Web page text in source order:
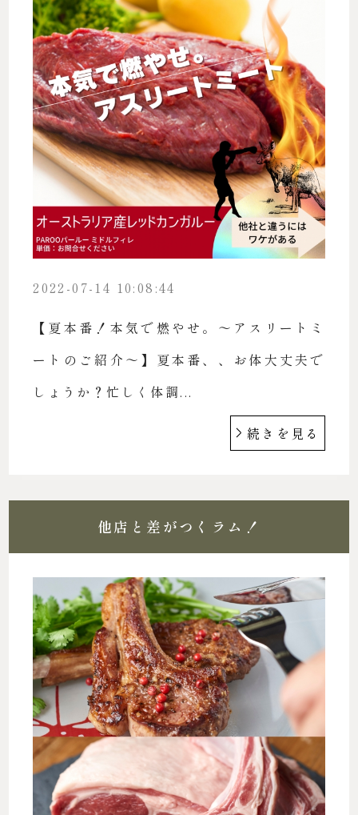
2022-07-14 10:08:44
【夏本番！本気で燃やせ。〜アスリートミ
ートのご紹介〜】夏本番、、お体大丈夫で
しょうか？忙しく体調...
続きを見る
他店と差がつくラム！